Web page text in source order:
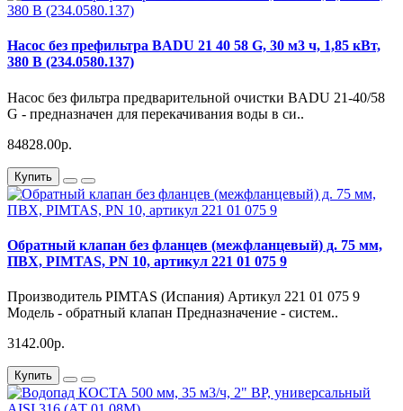
Насос без префильтра BADU 21 40 58 G, 30 м3 ч, 1,85 кВт,
380 В (234.0580.137)
Насос без фильтра предварительной очистки BADU 21-40/58
G - предназначен для перекачивания воды в си..
84828.00р.
Купить
Обратный клапан без фланцев (межфланцевый) д. 75 мм,
ПВХ, PIMTAS, PN 10, артикул 221 01 075 9
Производитель PIMTAS (Испания) Артикул 221 01 075 9
Модель - обратный клапан Предназначение - систем..
3142.00р.
Купить